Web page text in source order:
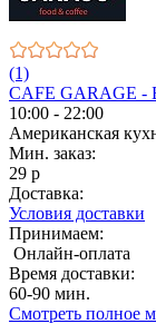
(1)
CAFE GARAGE -
10:00 - 22:00
Американская
Мин. заказ:
29 р
Доставка:
Условия доставки
Принимаем:
Онлайн-оплата
Время доставки:
60-90 мин.
Смотреть полное